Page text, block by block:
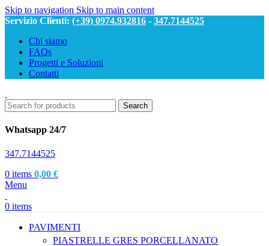
Skip to navigation Skip to main content
Servizio Clienti: (+39) 0974.932816 - 347.7144525
Chi siamo
FAQs
Progetti e Soluzioni
Contatti
Search
Whatsapp 24/7
347.7144525
0 items 0,00 €
Menu
0 items
PAVIMENTI
PIASTRELLE GRES PORCELLANATO